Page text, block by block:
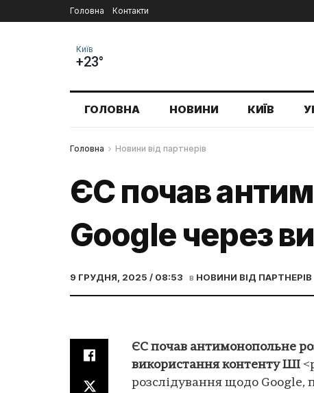
Головна Контакти
Київ
+23°
ГОЛОВНА НОВИНИ КИЇВ
Головна Новини від партнерів
ЄС почав
Google через
9 ГРУДНЯ, 2025 / 08:53 в НОВИНИ ВІД ПАРТНЕРІВ
ЄС почав антимонопольне
використання контенту ШІ
розслідування щодо